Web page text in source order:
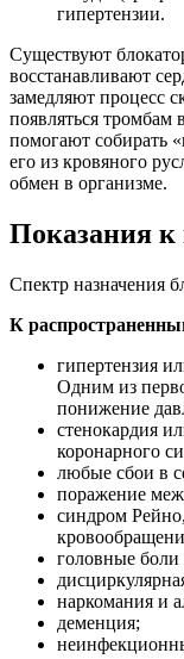
гипертензии.
Существуют
восстанавливают
замедляют процесс
появляться тромбам
помогают собирать
его из кровяного
обмен в организме.
Показания
Спектр назначения
К
гипертензия
Одним из
понижение
стенокардия
коронарного
любые сбои в
поражение
синдром
головные боли
наркомания и
деменция;